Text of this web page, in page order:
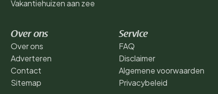
Vakantiehuizen aan zee
Over ons
Over ons
Adverteren
Contact
Sitemap
Service
FAQ
Disclaimer
Algemene voorwaarden
Privacybeleid